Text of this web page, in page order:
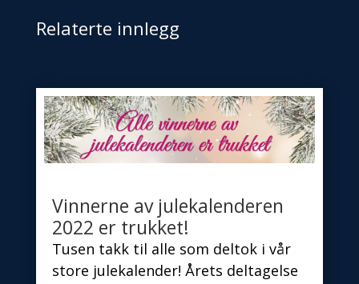
Relaterte innlegg
Vinnerne av julekalenderen
2022 er trukket!
Tusen takk til alle som deltok i vår
store julekalender! Årets deltagelse